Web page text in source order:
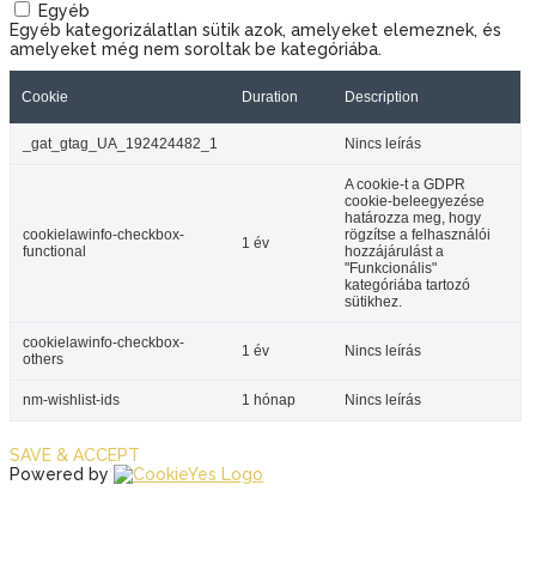
Egyéb
Egyéb kategorizálatlan sütik azok, amelyeket elemeznek, és
amelyeket még nem soroltak be kategóriába.
Cookie Duration Description
_gat_gtag_UA_192424482_1 Nincs leírás
cookielawinfo-checkbox-
functional
1 év
A cookie-t a GDPR
cookie-beleegyezése
határozza meg, hogy
rögzítse a felhasználói
hozzájárulást a
"Funkcionális"
kategóriába tartozó
sütikhez.
cookielawinfo-checkbox-
others
1 év Nincs leírás
nm-wishlist-ids 1 hónap Nincs leírás
SAVE & ACCEPT
Powered by